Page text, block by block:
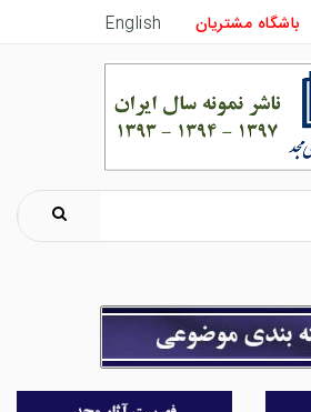
باشگاه مشتریان English